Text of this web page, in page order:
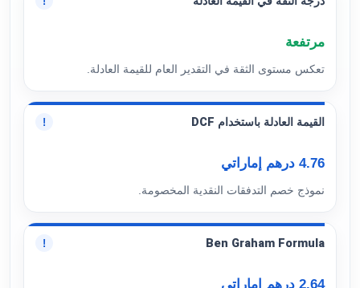
مرتفعة
تعكس مستوى الثقة في التقدير العام للقيمة العادلة.
القيمة العادلة باستخدام DCF !
4.76 درهم إماراتي
نموذج خصم التدفقات النقدية المخصومة.
Ben Graham Formula
!
2.64 درهم إماراتي